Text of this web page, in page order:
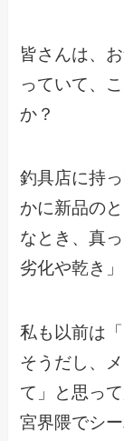
皆さんは、
っていて、
か？
釣具店に持
かに新品の
なとき、真
劣化や乾き」
私も以前は
そうだし、
て」と思っ
宮界隈でシ